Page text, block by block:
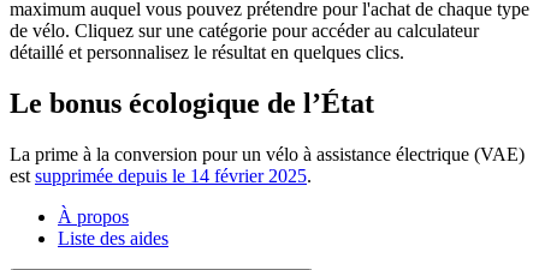
maximum auquel vous pouvez prétendre pour l'achat de chaque type
de vélo. Cliquez sur une catégorie pour accéder au calculateur
détaillé et personnalisez le résultat en quelques clics.
Le bonus écologique de l’État
La prime à la conversion pour un vélo à assistance électrique (VAE)
est supprimée depuis le 14 février 2025.
À propos
Liste des aides